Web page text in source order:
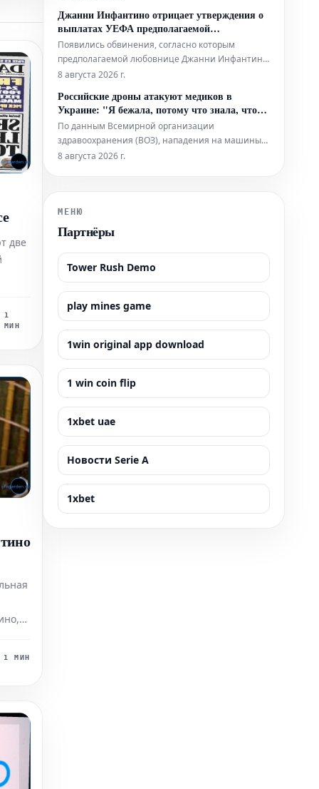
две
а
1
МИН
1 МИН
также сведения о сворачивании или пересмотре
планов по достижению нулевых выбросов
углерода ("чистого нуля").
Джанни Инфантино отрицает утверждения о
выплатах УЕФА предполагаемой
«любовнице»
Появились обвинения, согласно которым
предполагаемой любовнице Джанни Инфантино,
когда он занимал пост генерального секретаря
отношениями. Представитель нынешнего
президента ФИФА заявил, что Инфантино
"категорически отрицает эти абсолютно ложные
8 августа 2026 г.
Российские дроны атакуют медиков в
Украине: "Я бежала, потому что знала, что
умру"
По данным Всемирной организации
здравоохранения (ВОЗ), нападения на машины
скорой помощи составляют 20% от общего числа
систематических нападений гражданск
8 августа 2026 г.
МЕНЮ
Партнёры
Tower Rush Demo
play mines game
1win original app download
1 win coin flip
1xbet uae
Новости Serie A
1xbet